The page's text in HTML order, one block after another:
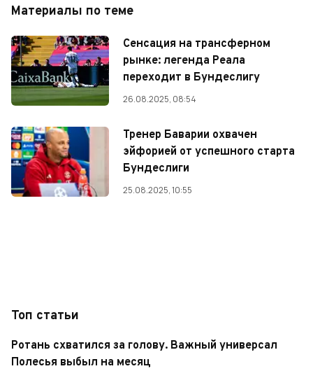
Материалы по теме
Сенсация на трансферном
рынке: легенда Реала
переходит в Бундеслигу
26.08.2025, 08:54
Тренер Баварии охвачен
эйфорией от успешного старта
Бундеслиги
25.08.2025, 10:55
Топ статьи
Ротань схватился за голову. Важный универсал
Полесья выбыл на месяц